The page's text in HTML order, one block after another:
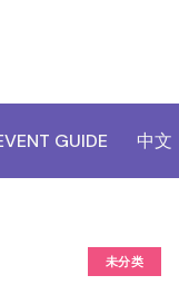
GUIDE 中文
未分类